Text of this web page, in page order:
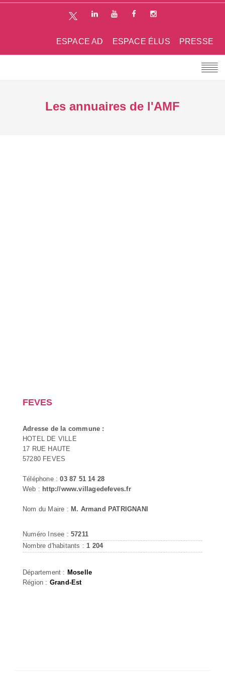
PRESSE
ESPACE ÉLUS
ESPACE AD
Les annuaires de l'AMF
FEVES
Adresse de la commune :
HOTEL DE VILLE
17 RUE HAUTE
57280 FEVES
Téléphone :03 87 51 14 28
Web : http://www.villagedefeves.fr
Nom du Maire : M. Armand PATRIGNANI
Numéro Insee : 57211
Nombre d'habitants : 1 204
Département : Moselle
Région : Grand-Est